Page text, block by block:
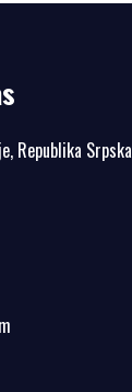
Republika Srpska